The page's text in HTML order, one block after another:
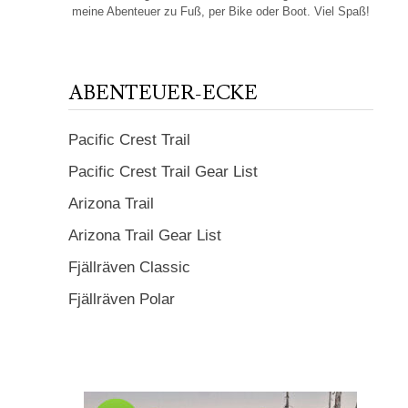
meine Abenteuer zu Fuß, per Bike oder Boot. Viel Spaß!
ABENTEUER-ECKE
Pacific Crest Trail
Pacific Crest Trail Gear List
Arizona Trail
Arizona Trail Gear List
Fjällräven Classic
Fjällräven Polar